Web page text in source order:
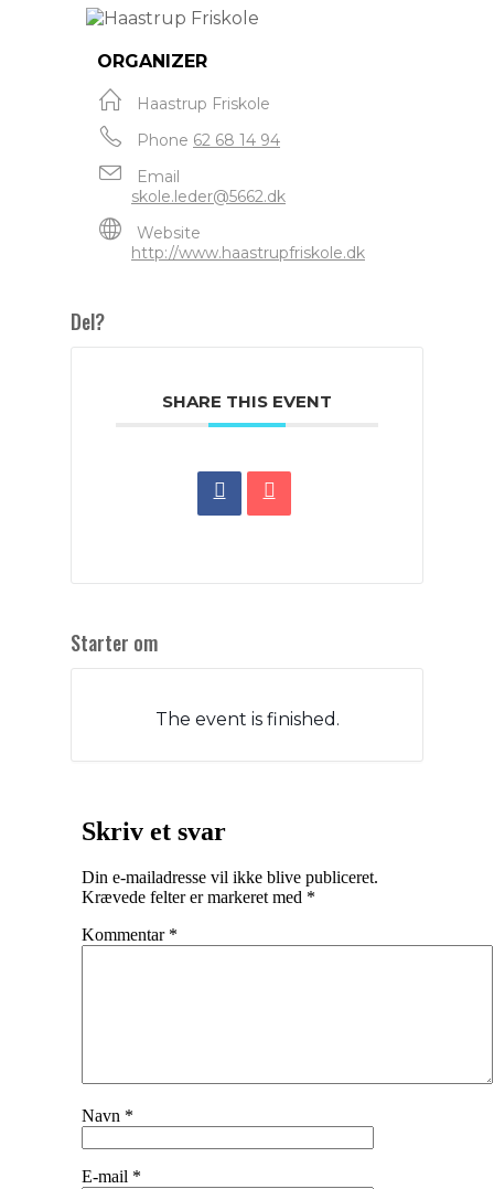
ORGANIZER
Haastrup Friskole
Phone 62 68 14 94
Email
skole.leder@5662.dk
Website
http://www.haastrupfriskole.dk
Del?
SHARE THIS EVENT
Starter om
The event is finished.
Skriv et svar
Din e-mailadresse vil ikke blive publiceret.
Krævede felter er markeret med *
Kommentar *
Navn *
E-mail *